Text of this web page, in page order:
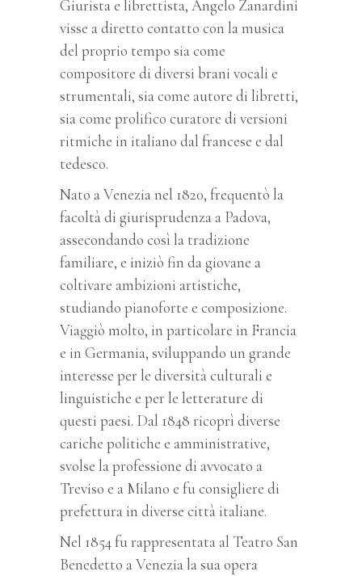
Giurista e librettista, Angelo Zanardini
visse a diretto contatto con la musica
del proprio tempo sia come
compositore di diversi brani vocali e
strumentali, sia come autore di libretti,
sia come prolifico curatore di versioni
ritmiche in italiano dal francese e dal
tedesco.
Nato a Venezia nel 1820, frequentò la
facoltà di giurisprudenza a Padova,
assecondando così la tradizione
familiare, e iniziò fin da giovane a
coltivare ambizioni artistiche,
studiando pianoforte e composizione.
Viaggiò molto, in particolare in Francia
e in Germania, sviluppando un grande
interesse per le diversità culturali e
linguistiche e per le letterature di
questi paesi. Dal 1848 ricoprì diverse
cariche politiche e amministrative,
svolse la professione di avvocato a
Treviso e a Milano e fu consigliere di
prefettura in diverse città italiane.
Nel 1854 fu rappresentata al Teatro San
Benedetto a Venezia la sua opera